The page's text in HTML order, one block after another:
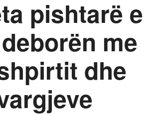
pishtarë e
me
dhe